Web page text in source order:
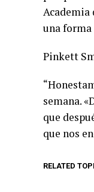
Academia
una forma
Pinkett
semana.
que
que nos
RELATED